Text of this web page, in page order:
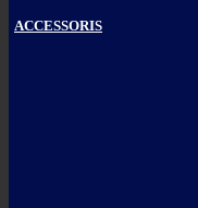
ACCESSORIS